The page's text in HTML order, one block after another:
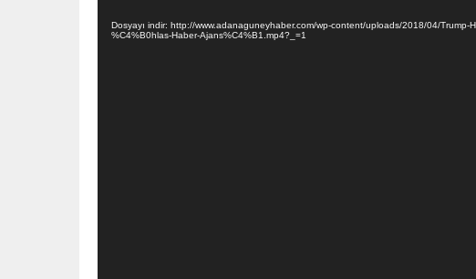
Dosyayı indir: http://www.adanaguneyhaber.com/wp-content/uploads/2018/04/Trump-
%C4%B0hlas-Haber-Ajans%C4%B1.mp4?_=1